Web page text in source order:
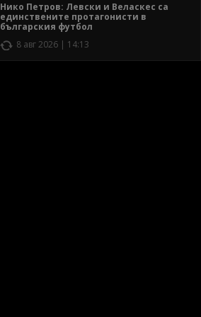
Нико Петров: Левски и Веласкес са
единствените протагонисти в
българския футбол
8 авг 2026 | 14:13